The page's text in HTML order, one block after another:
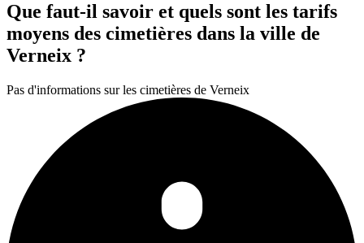
Que faut-il savoir et quels sont les tarifs
moyens des cimetières dans la ville de
Verneix ?
Pas d'informations sur les cimetières de Verneix